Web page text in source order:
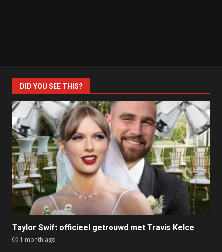
DID YOU SEE THIS?
Taylor Swift officieel getrouwd met Travis Kelce
1 month ago